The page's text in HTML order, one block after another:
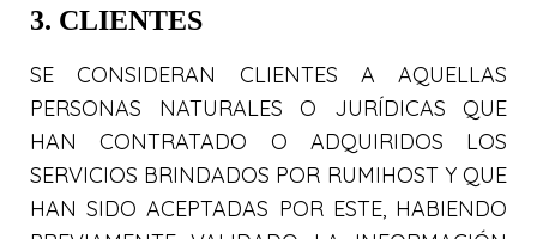
3. CLIENTES
SE CONSIDERAN CLIENTES A AQUELLAS
PERSONAS NATURALES O JURÍDICAS QUE
HAN CONTRATADO O ADQUIRIDOS LOS
SERVICIOS BRINDADOS POR RUMIHOST Y QUE
HAN SIDO ACEPTADAS POR ESTE, HABIENDO